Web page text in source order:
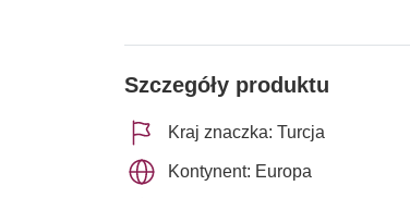
Szczegóły produktu
Kraj znaczka: Turcja
Kontynent: Europa